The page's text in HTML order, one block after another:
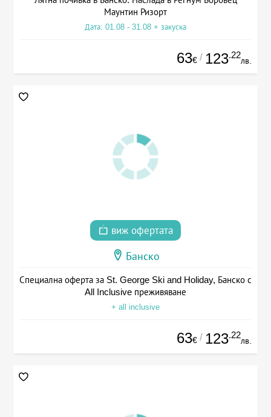
Маунтин Ризорт
Дата: 01.08 - 31.08 + закуска
63€ / 123.22
лв.
виж офертата
Банско
Специална оферта за St. George Ski and Holiday, Банско с
All Inclusive преживяване
+ all inclusive
63€ / 123.22
лв.